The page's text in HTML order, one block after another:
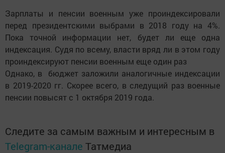
Зарплаты и пенсии военным уже проиндексировали
перед президентскими выбрами в 2018 году на 4%.
Пока точной информации нет, будет ли еще одна
индексация. Судя по всему, власти вряд ли в этом году
проиндексируют пенсии военным еще один раз
Однако, в бюджет заложили аналогичные индексации
в 2019-2020 гг. Скорее всего, в следущий раз военные
пенсии повысят с 1 октября 2019 года.
Следите за самым важным и интересным в
Telegram-канале Татмедиа